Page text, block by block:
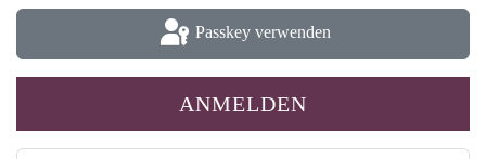
Passkey verwenden
ANMELDEN